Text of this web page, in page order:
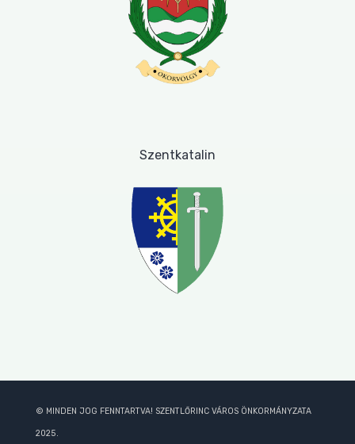
Szentkatalin
© MINDEN JOG FENNTARTVA! SZENTLŐRINC VÁROS ÖNKORMÁNYZATA
2025.